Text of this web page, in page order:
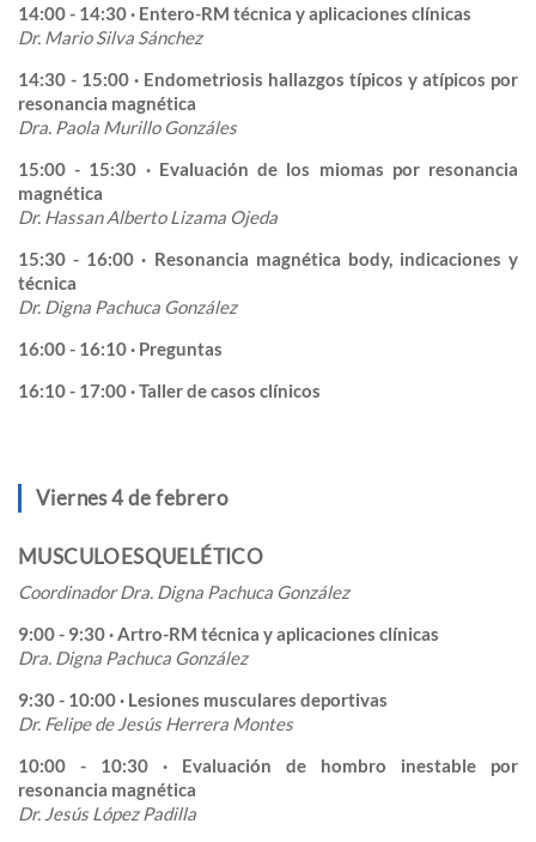
14:00 - 14:30 · Entero-RM técnica y aplicaciones clínicas
Dr. Mario Silva Sánchez
14:30 - 15:00 · Endometriosis hallazgos típicos y atípicos por
resonancia magnética
Dra. Paola Murillo Gonzáles
15:00 - 15:30 · Evaluación de los miomas por resonancia
magnética
Dr. Hassan Alberto Lizama Ojeda
15:30 - 16:00 · Resonancia magnética body, indicaciones y
técnica
Dr. Digna Pachuca González
16:00 - 16:10 · Preguntas
16:10 - 17:00 · Taller de casos clínicos
Viernes 4 de febrero
MUSCULOESQUELÉTICO
Coordinador Dra. Digna Pachuca González
9:00 - 9:30 · Artro-RM técnica y aplicaciones clínicas
Dra. Digna Pachuca González
9:30 - 10:00 · Lesiones musculares deportivas
Dr. Felipe de Jesús Herrera Montes
10:00 - 10:30 · Evaluación de hombro inestable por
resonancia magnética
Dr. Jesús López Padilla